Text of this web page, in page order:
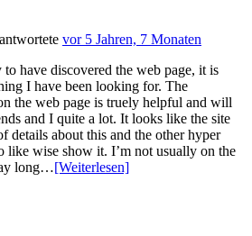
antwortete vor 5 Jahren, 7 Monaten
to have discovered the web page, it is
I have been looking for. The
the web page is truely helpful and will
and I quite a lot. It looks like the site
details about this and the other hyper
like wise show it. I’m not usually on the
long…[Weiterlesen]